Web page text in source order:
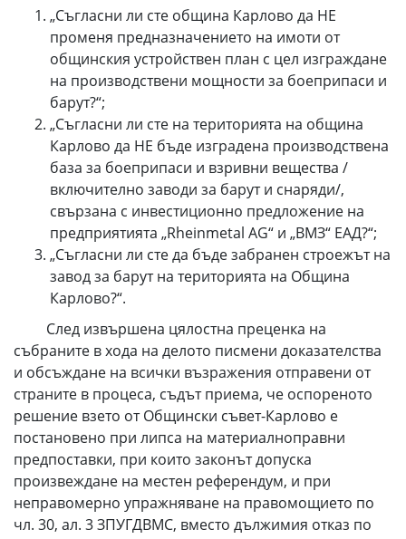
„Съгласни ли сте община Карлово да НЕ
променя предназначението на имоти от
общинския устройствен план с цел изграждане
на производствени мощности за боеприпаси и
барут?“;
„Съгласни ли сте на територията на община
Карлово да НЕ бъде изградена производствена
база за боеприпаси и взривни вещества /
включително заводи за барут и снаряди/,
свързана с инвестиционно предложение на
предприятията „Rheinmetal AG“ и „ВМЗ“ ЕАД?“;
„Съгласни ли сте да бъде забранен строежът на
завод за барут на територията на Община
Карлово?“.
След извършена цялостна преценка на
събраните в хода на делото писмени доказателства
и обсъждане на всички възражения отправени от
страните в процеса, съдът приема, че оспореното
решение взето от Общински съвет-Карлово е
постановено при липса на материалноправни
предпоставки, при които законът допуска
произвеждане на местен референдум, и при
неправомерно упражняване на правомощието по
чл. 30, ал. 3 ЗПУГДВМС, вместо дължимия отказ по